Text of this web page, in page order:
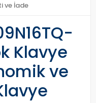
ve İade
Klavye
ve